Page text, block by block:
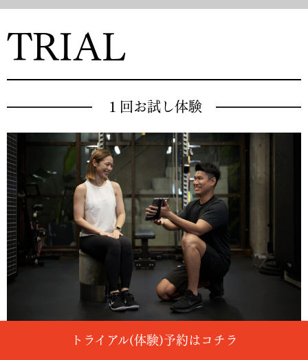
トライアル(体験)予約はコチラ
TRIAL
１回お試し体験